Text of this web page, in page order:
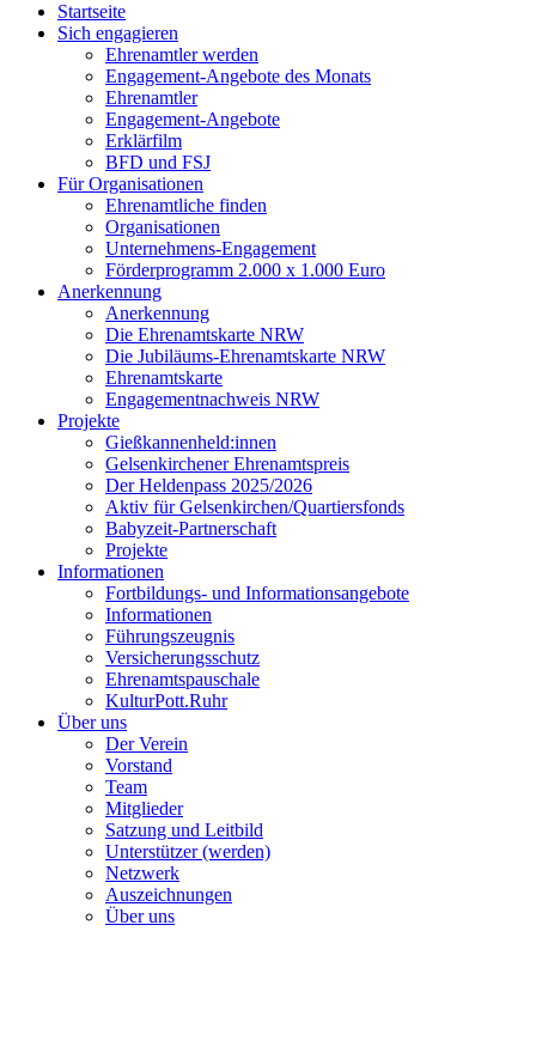
Startseite
Sich engagieren
Ehrenamtler werden
Engagement-Angebote des Monats
Ehrenamtler
Engagement-Angebote
Erklärfilm
BFD und FSJ
Für Organisationen
Ehrenamtliche finden
Organisationen
Unternehmens-Engagement
Förderprogramm 2.000 x 1.000 Euro
Anerkennung
Anerkennung
Die Ehrenamtskarte NRW
Die Jubiläums-Ehrenamtskarte NRW
Ehrenamtskarte
Engagementnachweis NRW
Projekte
Gießkannenheld:innen
Gelsenkirchener Ehrenamtspreis
Der Heldenpass 2025/2026
Aktiv für Gelsenkirchen/Quartiersfonds
Babyzeit-Partnerschaft
Projekte
Informationen
Fortbildungs- und Informationsangebote
Informationen
Führungszeugnis
Versicherungsschutz
Ehrenamtspauschale
KulturPott.Ruhr
Über uns
Der Verein
Vorstand
Team
Mitglieder
Satzung und Leitbild
Unterstützer (werden)
Netzwerk
Auszeichnungen
Über uns